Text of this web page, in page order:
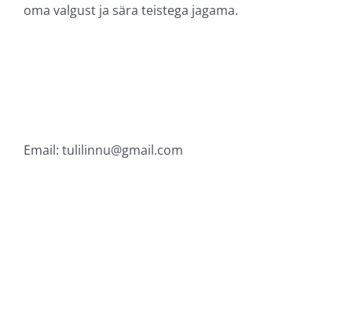
oma valgust ja sära teistega jagama.
Email: tulilinnu@gmail.com